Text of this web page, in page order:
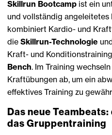
Skillrun Bootcamp ist ein
und vollständig
kombiniert Kardio- und
die Skillrun-Technologie
Kraft- und
Bench. Im Training
Kraftübungen ab, um ein
effektives Training zu
Das neue
das Gruppentraining